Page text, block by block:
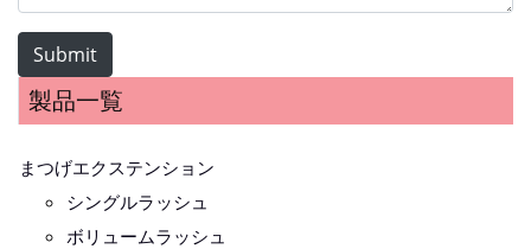
Submit
製品一覧
まつげエクステンション
シングルラッシュ
ボリュームラッシュ